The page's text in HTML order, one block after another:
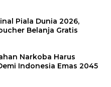
Piala Dunia 2026,
Belanja Gratis
Narkoba Harus
Indonesia Emas 2045